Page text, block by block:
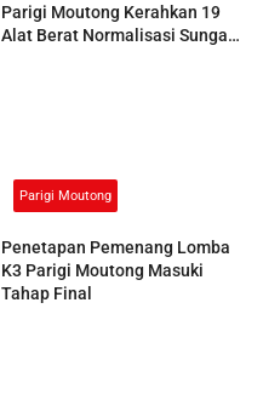
Parigi Moutong Kerahkan 19
Alat Berat Normalisasi Sungai
Parigi Moutong
Penetapan Pemenang Lomba
K3 Parigi Moutong Masuki
Tahap Final